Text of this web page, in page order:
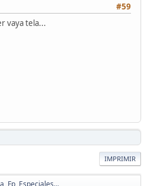
#59
vaya tela...
IMPRIMIR
Fp, Especiales...